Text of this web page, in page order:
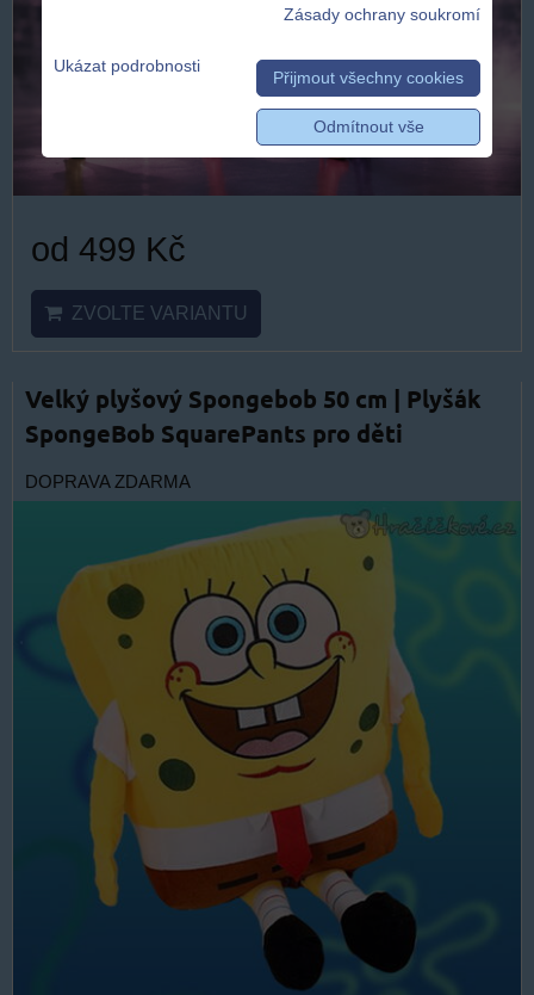
od 499 Kč
ZVOLTE VARIANTU
Velký plyšový Spongebob 50 cm | Plyšák
SpongeBob SquarePants pro děti
DOPRAVA ZDARMA
Zásady ochrany soukromí
Ukázat podrobnosti
Přijmout všechny cookies
Odmítnout vše